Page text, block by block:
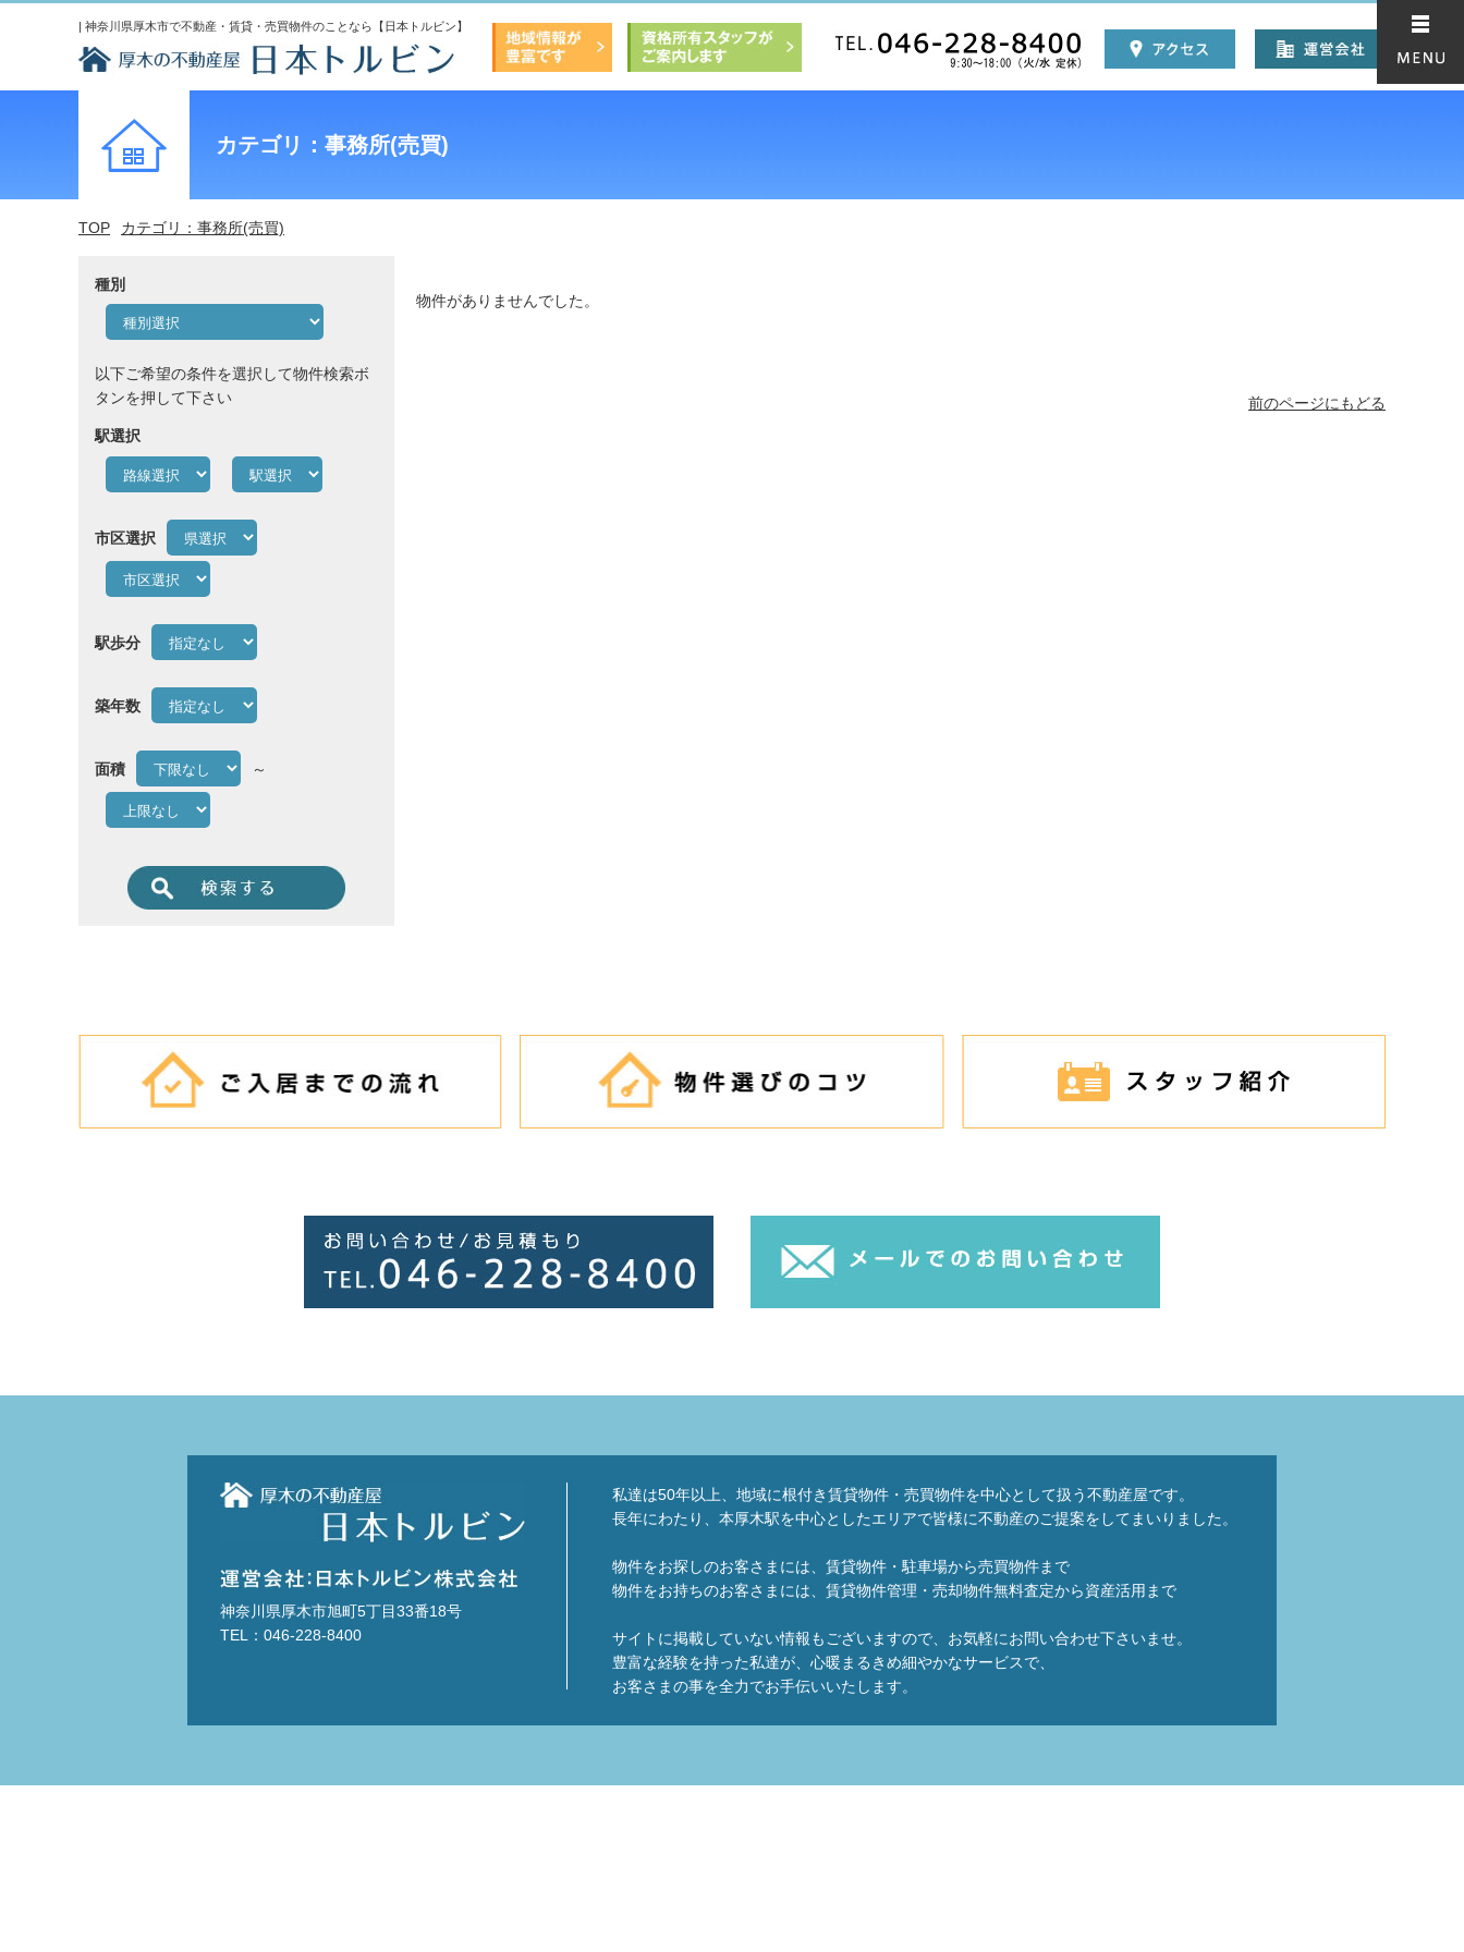
| 神奈川県厚木市で不動産・賃貸・売買物件のことなら【日本トルビン】
カテゴリ：事務所(売買)
TOP カテゴリ：事務所(売買)
物件がありませんでした。
前のページにもどる
種別
以下ご希望の条件を選択して物件検索ボ
タンを押して下さい
駅選択
市区選択
駅歩分
築年数
面積 ～
神奈川県厚木市旭町5丁目33番18号
TEL：046-228-8400
私達は50年以上、地域に根付き賃貸物件・売買物件を中心として扱う不動産屋です。
長年にわたり、本厚木駅を中心としたエリアで皆様に不動産のご提案をしてまいりました。
物件をお探しのお客さまには、賃貸物件・駐車場から売買物件まで
物件をお持ちのお客さまには、賃貸物件管理・売却物件無料査定から資産活用まで
サイトに掲載していない情報もございますので、お気軽にお問い合わせ下さいませ。
豊富な経験を持った私達が、心暖まるきめ細やかなサービスで、
お客さまの事を全力でお手伝いいたします。